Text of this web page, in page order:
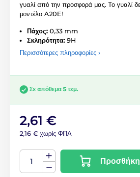
γυαλί από την προσφορά μας. Το γυαλί
μοντέλο A20E!
Πάχος: 0,33 mm
Σκληρότητα: 9H
Περισσότερες πληροφορίες ›
Σε απόθεμα 5 τεμ.
2,61 €
2,16 € χωρίς ΦΠΑ
Προσθήκη